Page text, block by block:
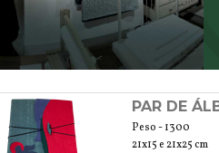
Peso - 1300
21x15 e 21x25 cm